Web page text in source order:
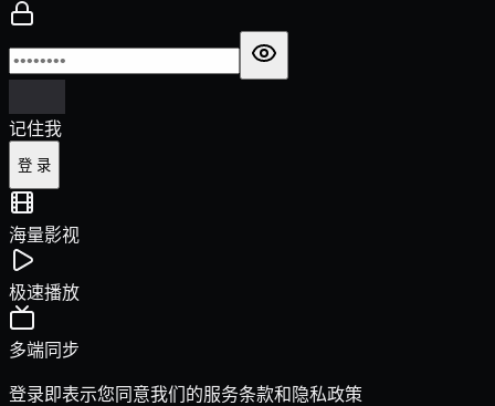
记住我
登 录
海量影视
极速播放
多端同步
登录即表示您同意我们的服务条款和隐私政策